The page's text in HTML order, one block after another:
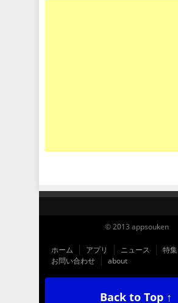
© 2013 appsouken
ホーム アプリ ニュース 特集
お問い合わせ
about
Back to Top ↑